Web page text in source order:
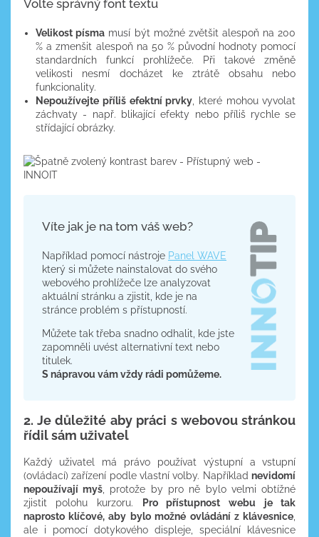
Volte správný font textu
Velikost písma musí být možné zvětšit alespoň na 200
% a zmenšit alespoň na 50 % původní hodnoty pomocí
standardních funkcí prohlížeče. Při takové změně
velikosti nesmí docházet ke ztrátě obsahu nebo
funkcionality.
Nepoužívejte příliš efektní prvky , které mohou vyvolat
záchvaty - např. blikající efekty nebo příliš rychle se
střídající obrázky.
Víte jak je na tom váš web?
Například pomocí nástroje Panel WAVE
který si můžete nainstalovat do svého
webového prohlížeče lze analyzovat
aktuální stránku a zjistit, kde je na
stránce problém s přístupností.
Můžete tak třeba snadno odhalit, kde jste
zapomněli uvést alternativní text nebo
titulek.
S nápravou vám vždy rádi pomůžeme.
2. Je důležité aby práci s webovou stránkou
řídil sám uživatel
Každý uživatel má právo používat výstupní a vstupní
(ovládací) zařízení podle vlastní volby. Napříkladnevidomí
nepoužívají myš, protože by pro ně bylo velmi obtížné
zjistit polohu kurzoru.
Pro přístupnost webu je tak
naprosto klíčové, aby bylo možné ovládání z klávesnice
ale i pomocí dotykového displeje, speciální klávesnice